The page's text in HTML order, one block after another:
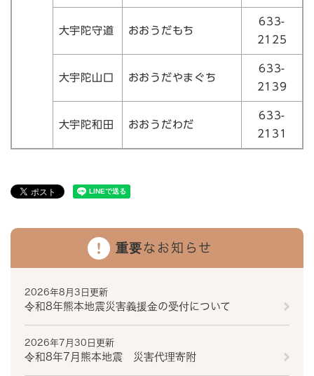
大宇陀守道 おおうだもち
633-
2125
大宇陀山口 おおうだやまぐち
633-
2139
大宇陀和田 おおうだわだ
633-
2131
重要なお知らせ
2026年8月3日更新
令和8年熊本地震災害義援金の受付について
2026年7月30日更新
令和8年7月熊本地震 災害代理寄附